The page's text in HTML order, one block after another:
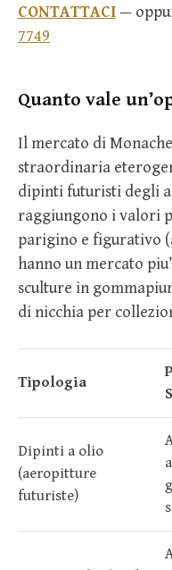
CONTATTACI—
7749
Quanto vale
Il mercato di
straordinaria
dipinti futuristi degli
raggiungono i valori
parigino e figurativo
hanno un mercato
sculture in
di nicchia per
Tipologia
Dipinti a olio
(aeropitture
futuriste)